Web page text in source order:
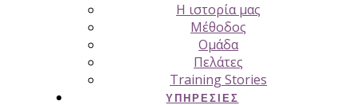
H ιστορία μας
Μέθοδος
Ομάδα
Πελάτες
Training Stories
ΥΠΗΡΕΣΊΕΣ